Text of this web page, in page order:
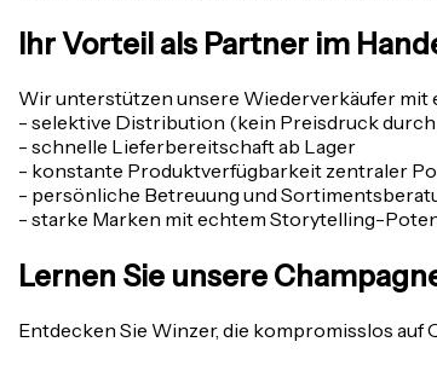
Ihr Vorteil als Partner im
Wir unterstützen unsere Wiederverkäufer mit
- selektive Distribution (kein Preisdruck
- schnelle Lieferbereitschaft ab Lager
- konstante Produktverfügbarkeit zentraler
- persönliche Betreuung und
- starke Marken mit echtem Storytelling-
Lernen Sie unsere
Entdecken Sie Winzer, die kompromisslos